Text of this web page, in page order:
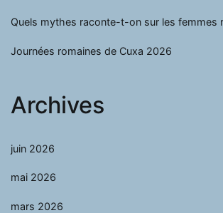
Quels mythes raconte-t-on sur les femmes
Journées romaines de Cuxa 2026
Archives
juin 2026
mai 2026
mars 2026